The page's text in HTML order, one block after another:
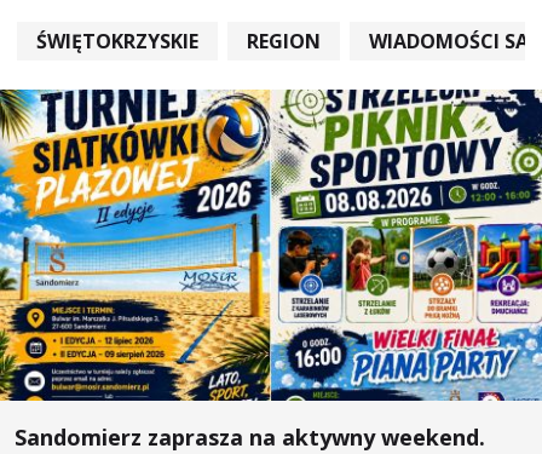
ŚWIĘTOKRZYSKIE REGION WIADOMOŚCI
Sandomierz zaprasza na aktywny weekend.